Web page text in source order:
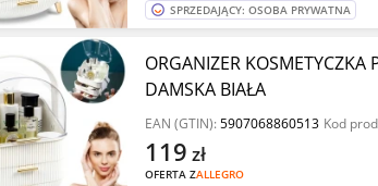
SPRZEDAJĄCY: OSOBA PRYWATNA
ORGANIZER KOSMETYCZKA
DAMSKA BIAŁA
EAN (GTIN):5907068860513 Kod
OFERTA ZALLEGRO
119 zł